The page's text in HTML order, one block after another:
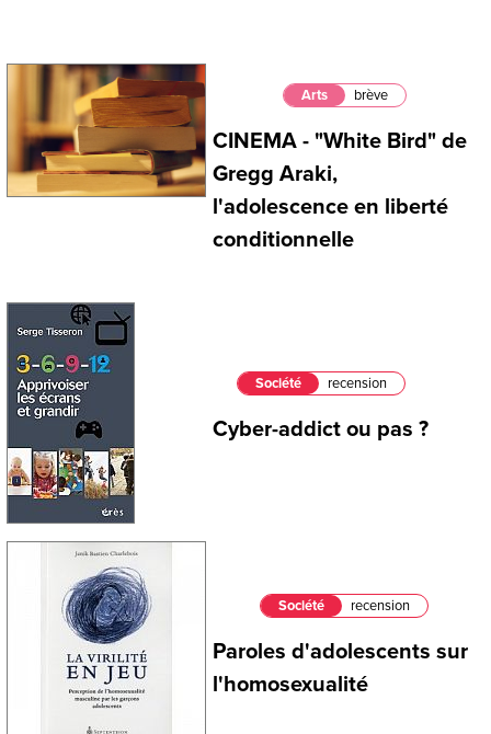
Arts brève
CINEMA - "White Bird" de
Gregg Araki,
l'adolescence en liberté
conditionnelle
Société recension
Cyber-addict ou pas ?
Société recension
Paroles d'adolescents sur
l'homosexualité